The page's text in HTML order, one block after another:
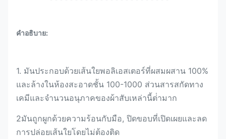
คําอธิบาย:
1. มันประกอบด้วยเส้นใยพอลิเอสเตอร์ที่ผสมผสาน 100%
และล้างในห้องสะอาดชั้น 100-1000 ส่วนสารสกัดทาง
เคมีและจํานวนอนุภาคของผ้าสับเหล่านี้ต่ํามาก
2มันถูกผูกด้วยความร้อนกับมือ, ปิดขอบที่เปิดเผยและลด
การปล่อยเส้นใยโดยไม่ต้องติด